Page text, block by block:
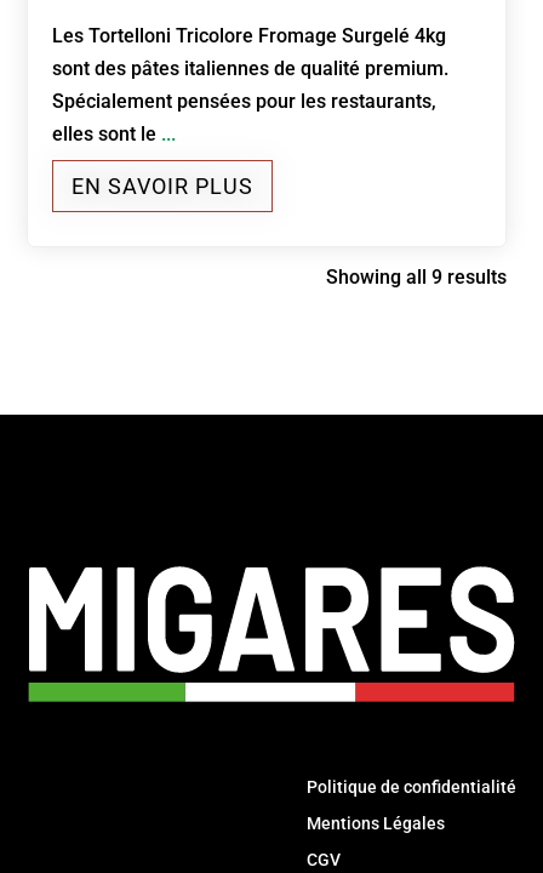
Les Tortelloni Tricolore Fromage Surgelé 4kg
sont des pâtes italiennes de qualité premium.
Spécialement pensées pour les restaurants,
elles sont le ...
EN SAVOIR PLUS
Showing all 9 results
Politique de confidentialité
Mentions Légales
CGV